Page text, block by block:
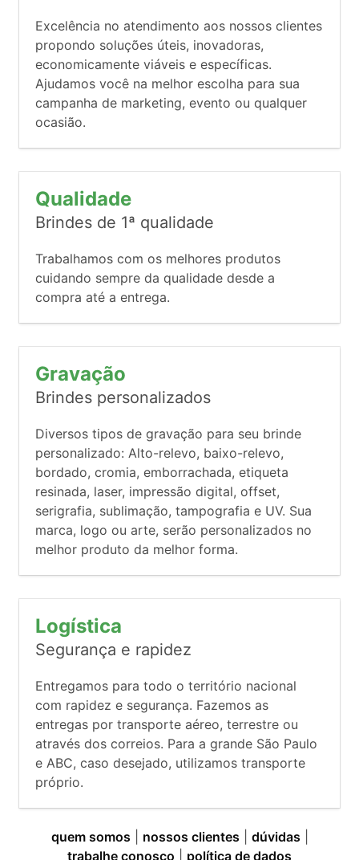
Excelência no atendimento aos nossos clientes
propondo soluções úteis, inovadoras,
economicamente viáveis e específicas.
Ajudamos você na melhor escolha para sua
campanha de marketing, evento ou qualquer
ocasião.
Qualidade
Brindes de 1ª qualidade
Trabalhamos com os melhores produtos
cuidando sempre da qualidade desde a
compra até a entrega.
Gravação
Brindes personalizados
Diversos tipos de gravação para seu brinde
personalizado: Alto-relevo, baixo-relevo,
bordado, cromia, emborrachada, etiqueta
resinada, laser, impressão digital, offset,
serigrafia, sublimação, tampografia e UV. Sua
marca, logo ou arte, serão personalizados no
melhor produto da melhor forma.
Logística
Segurança e rapidez
Entregamos para todo o território nacional
com rapidez e segurança. Fazemos as
entregas por transporte aéreo, terrestre ou
através dos correios. Para a grande São Paulo
e ABC, caso desejado, utilizamos transporte
próprio.
quem somos nossos clientes dúvidas
trabalhe conosco
política de dados